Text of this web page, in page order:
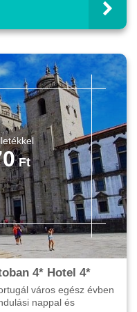
4* Hotel 4*
város egész évben
nappal és